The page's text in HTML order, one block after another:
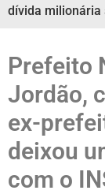
dívida milionária
Prefeito
Jordão,
ex-
deixou
com o